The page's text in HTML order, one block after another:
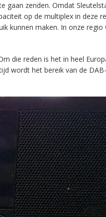
gaan zenden. Omdat
op de multiplex in deze
kunnen maken. In onze regio
die reden is het in heel
wordt het bereik van de